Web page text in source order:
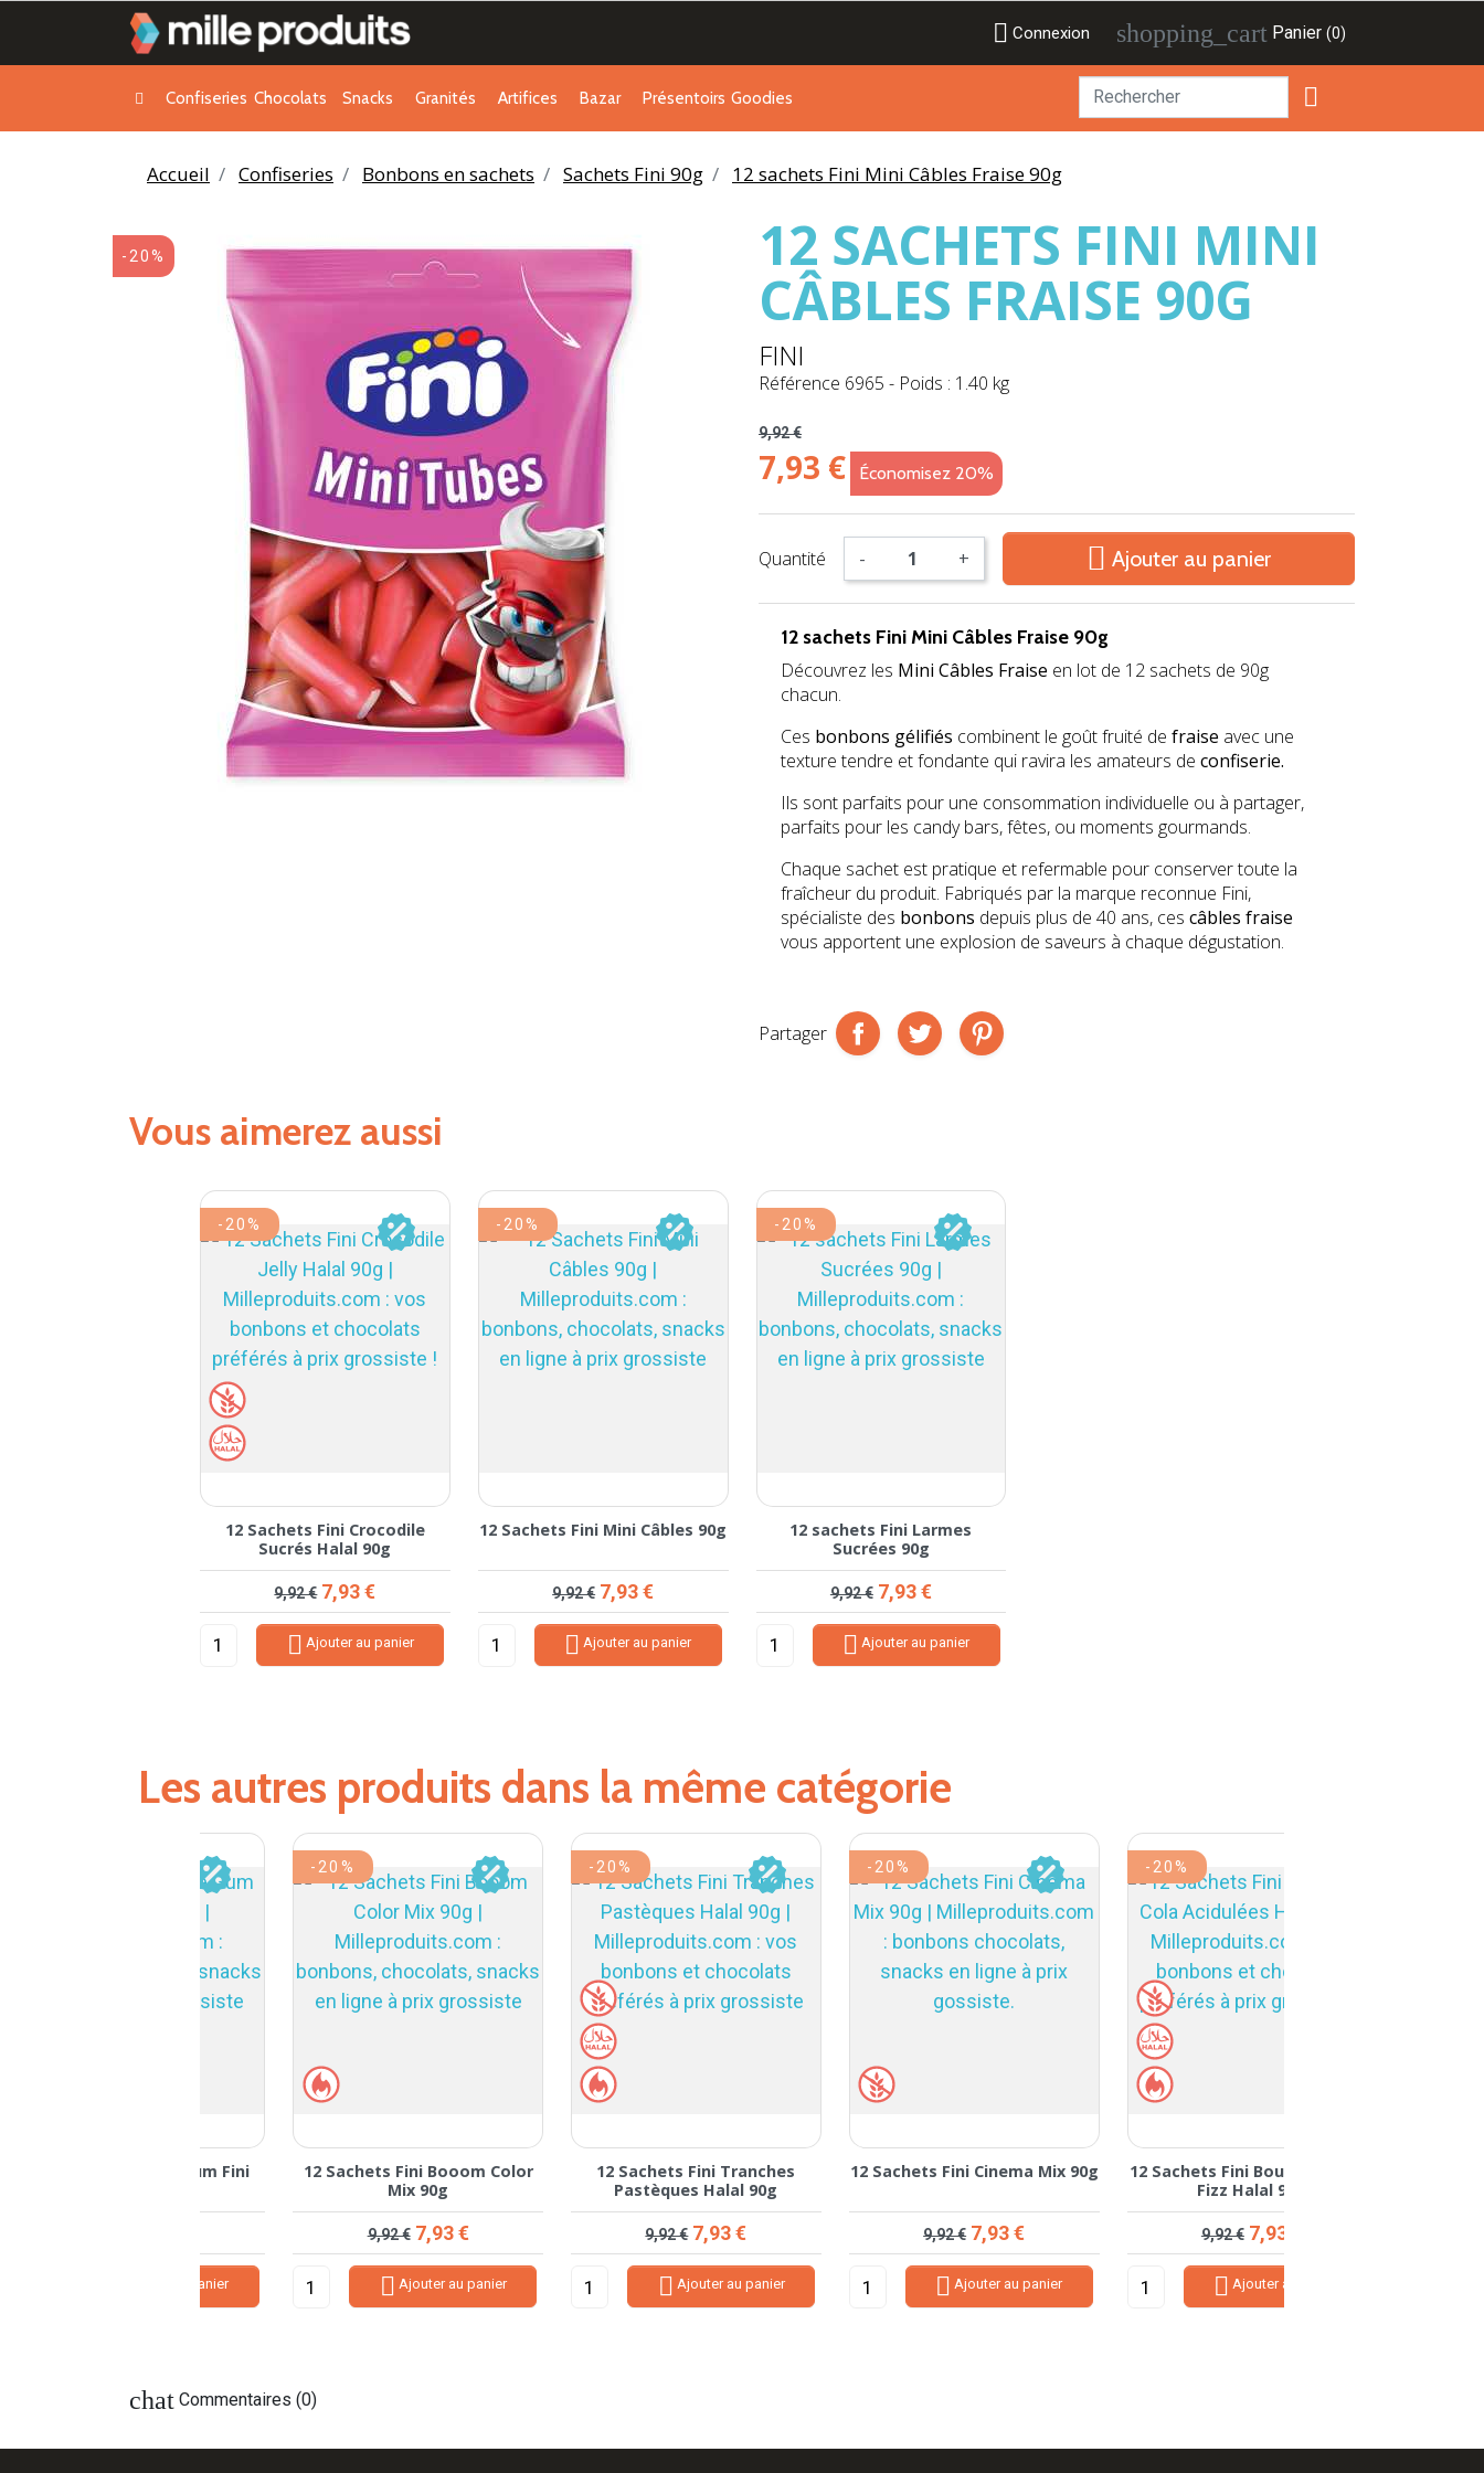
 Connexion shopping_cart Panier (0)
Confiseries Chocolats Snacks Granités Artifices Bazar Présentoirs Goodies 
Accueil Confiseries Bonbons en sachets Sachets Fini 90g 12 sachets Fini Mini Câbles Fraise 90g
-20% 12 SACHETS FINI MINI
CÂBLES FRAISE 90G
FINI
Référence 6965 - Poids : 1.40 kg
9,92 €
7,93 € Économisez 20%
Quantité - +  Ajouter au panier
12 sachets Fini Mini Câbles Fraise 90g
Découvrez les Mini Câbles Fraise en lot de 12 sachets de 90g
chacun.
Ces bonbons gélifiés combinent le goût fruité de fraise avec une
texture tendre et fondante qui ravira les amateurs de confiserie.
Ils sont parfaits pour une consommation individuelle ou à partager,
parfaits pour les candy bars, fêtes, ou moments gourmands.
Chaque sachet est pratique et refermable pour conserver toute la
fraîcheur du produit. Fabriqués par la marque reconnue Fini,
spécialiste des bonbons depuis plus de 40 ans, ces câbles fraise
vous apportent une explosion de saveurs à chaque dégustation.
Partager
Vous aimerez aussi
12 Sachets Fini Crocodile
Sucrés Halal 90g
Prix de base
9,92 € Prix
7,93 €
 Ajouter au panier
-20%
12 Sachets Fini Mini Câbles 90g
Prix de base
9,92 € Prix
7,93 €
 Ajouter au panier
-20%
12 sachets Fini Larmes
Sucrées 90g
Prix de base
9,92 € Prix
7,93 €
 Ajouter au panier
-20%
Les autres produits dans la même catégorie
12 Sachets Fini Tranches
Pastèques Halal 90g
Prix de base
7,93 €
Ajouter au panier
-20%
12 Sachets Fini Cinema Mix 90g
Prix de base
7,93 €
Ajouter au panier
-20%
12 Sachets Fini Bouteilles Cola
Prix de base
7,93 €
Ajouter au panier
-20%
12 sachets Fini Ceintures
Multifruits Fizz 90g
Prix de base
7,93 €
Ajouter au panier
-20%
chat Commentaires (0)